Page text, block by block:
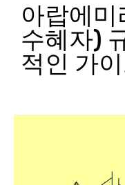
아랍에미
수혜자)
적인 가